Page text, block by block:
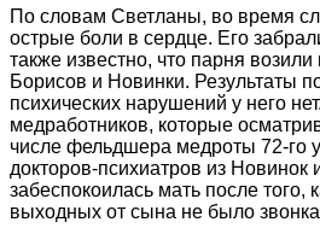
По словам Светланы, во время
острые боли в сердце. Его
также известно, что парня
Борисов и Новинки. Результаты
психических нарушений у него
медработников, которые
числе фельдшера медроты 72-го
докторов-психиатров из
забеспокоилась мать после того,
выходных от сына не было